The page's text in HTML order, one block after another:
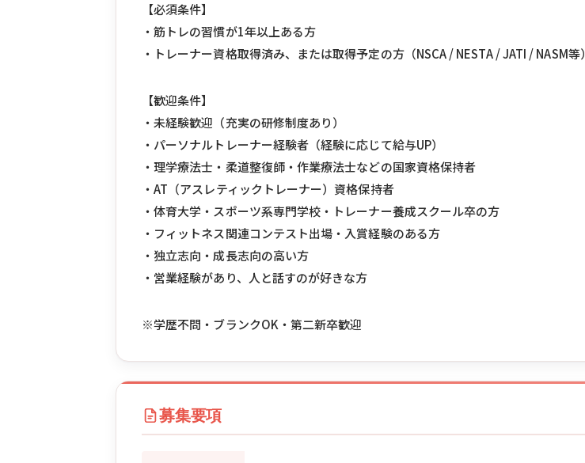
【必須条件】
・筋トレの習慣が1年以上ある方
・トレーナー資格取得済み、または取得予定の方（NSCA / NESTA / JATI / NASM等）
【歓迎条件】
・未経験歓迎（充実の研修制度あり）
・パーソナルトレーナー経験者（経験に応じて給与UP）
・理学療法士・柔道整復師・作業療法士などの国家資格保持者
・AT（アスレティックトレーナー）資格保持者
・体育大学・スポーツ系専門学校・トレーナー養成スクール卒の方
・フィットネス関連コンテスト出場・入賞経験のある方
・独立志向・成長志向の高い方
・営業経験があり、人と話すのが好きな方
※学歴不問・ブランクOK・第二新卒歓迎
募集要項